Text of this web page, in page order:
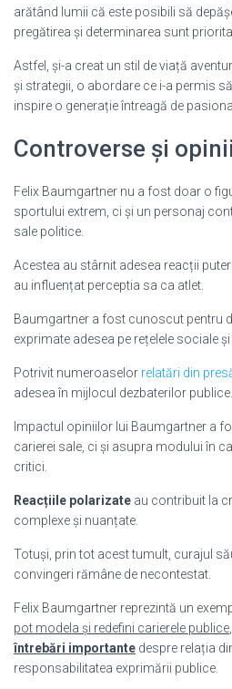
arătând lumii că este posibili să
pregătirea și determinarea sunt
Astfel, și-a creat un stil de viață
și strategii, o abordare ce i-a permis
inspire o generație întreagă de
Controverse și
Felix Baumgartner nu a fost doar o
sportului extrem, ci și un personaj
sale politice.
Acestea au stârnit adesea reacții
au influențat perceptia sa ca atlet.
Baumgartner a fost cunoscut pentru
exprimate adesea pe rețelele sociale și
Potrivit numeroaselor relatări din
adesea în mijlocul dezbaterilor publice.
Impactul opiniilor lui Baumgartner a
carierei sale, ci și asupra modului în
critici.
Reacțiile polarizate au contribuit la
complexe și nuanțate.
Totuși, prin tot acest tumult, curajul
convingeri rămâne de necontestat.
Felix Baumgartner reprezintă un
pot modela și redefini carierele publice
întrebări importante despre relația
responsabilitatea exprimării publice.